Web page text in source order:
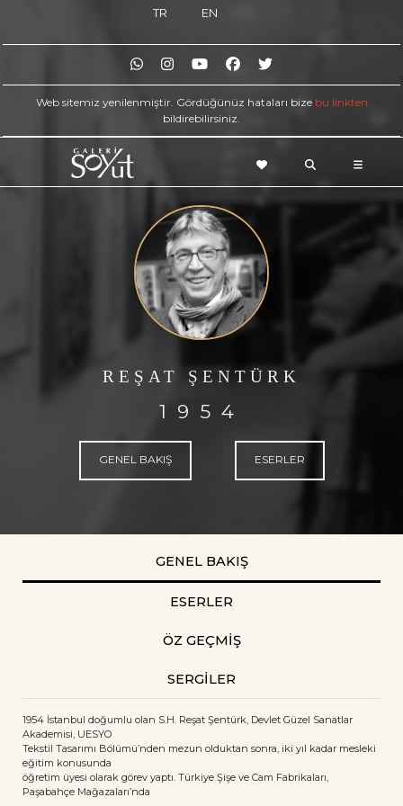
TR EN
Web sitemiz yenilenmiştir. Gördüğünüz hataları bize bu linkten
bildirebilirsiniz.
REŞAT ŞENTÜRK
1954
GENEL BAKIŞ ESERLER
GENEL BAKIŞ
ESERLER
ÖZ GEÇMİŞ
SERGİLER
1954 İstanbul doğumlu olan S.H. Reşat Şentürk, Devlet Güzel Sanatlar
Akademisi, UESYO
Tekstil Tasarımı Bölümü’nden mezun olduktan sonra, iki yıl kadar mesleki
eğitim konusunda
öğretim üyesi olarak görev yaptı. Türkiye Şişe ve Cam Fabrikaları,
Paşabahçe Mağazaları’nda